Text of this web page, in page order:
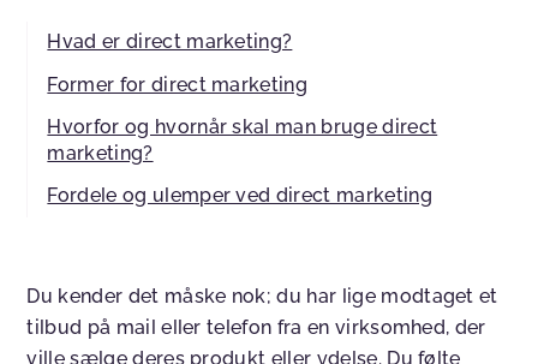
Hvad er direct marketing?
Former for direct marketing
Hvorfor og hvornår skal man bruge direct
marketing?
Fordele og ulemper ved direct marketing
Du kender det måske nok; du har lige modtaget et
tilbud på mail eller telefon fra en virksomhed, der
ville sælge deres produkt eller ydelse. Du følte